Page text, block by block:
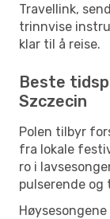
Travellink,
trinnvise
klar til å reise.
Beste
Szczecin
Polen tilbyr
fra lokale
ro i
pulserende og